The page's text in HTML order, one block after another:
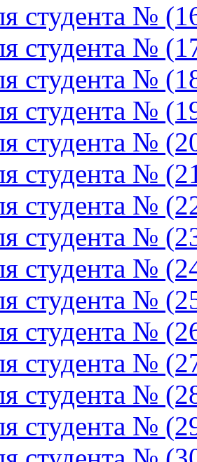
студента №
студента №
студента №
студента №
студента №
студента №
студента №
студента №
студента №
студента №
студента №
студента №
студента №
студента №